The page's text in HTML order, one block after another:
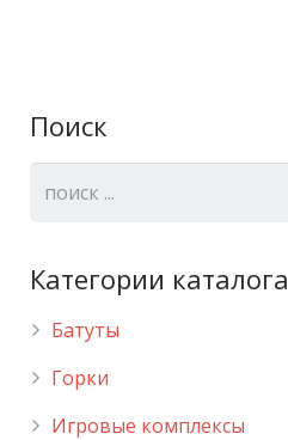
Поиск
Категории каталога
Батуты
Горки
Игровые комплексы